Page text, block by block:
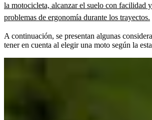
la motocicleta, alcanzar el suelo con facilidad
problemas de ergonomía durante los trayectos.
A continuación, se presentan algunas
tener en cuenta al elegir una moto según la